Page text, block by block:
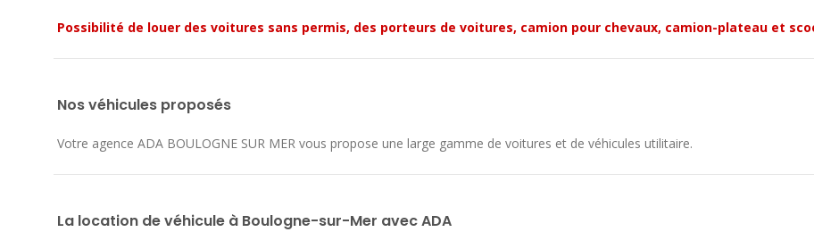
Possibilité de louer des voitures sans permis, des porteurs de voitures, camion pour chevaux, camion-plateau et
Nos véhicules proposés
Votre agence ADA BOULOGNE SUR MER vous propose une large gamme de voitures et de véhicules utilitaire.
La location de véhicule à Boulogne-sur-Mer avec ADA